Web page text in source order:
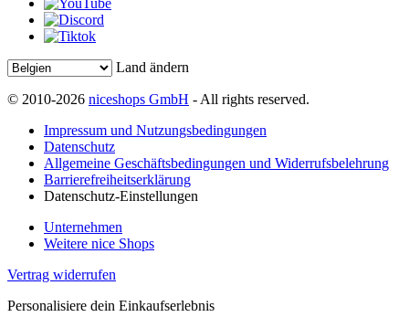
Land ändern
© 2010-2026 niceshops GmbH - All rights reserved.
Impressum und Nutzungsbedingungen
Datenschutz
Allgemeine Geschäftsbedingungen und Widerrufsbelehrung
Barrierefreiheitserklärung
Datenschutz-Einstellungen
Unternehmen
Weitere nice Shops
Vertrag widerrufen
Personalisiere dein Einkaufserlebnis